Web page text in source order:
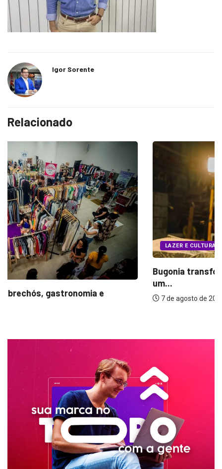
Igor Sorente
Relacionado
LAZER E CULTURA
Bugonia transforma paranoia e conspiração
um...
7 de agosto de 2026